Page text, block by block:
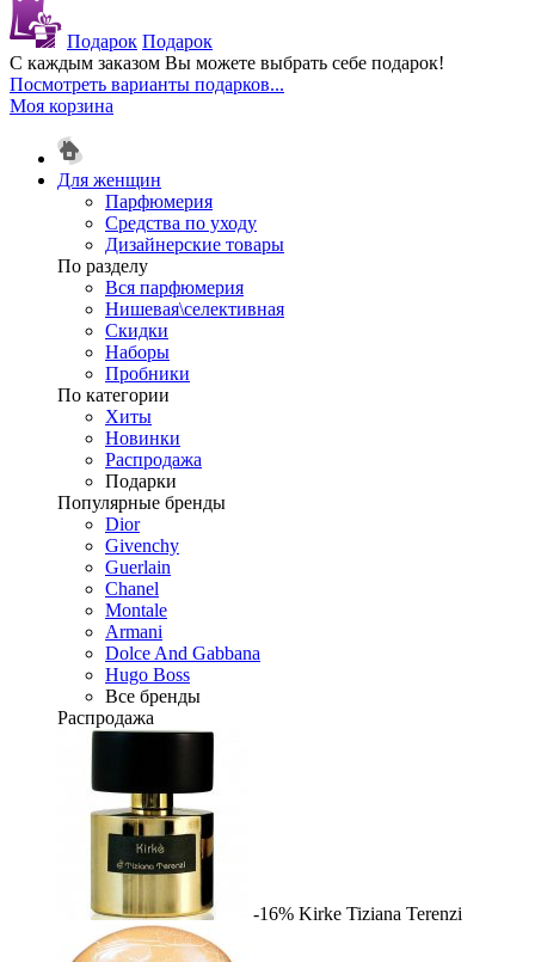
Подарок Подарок
С каждым заказом Вы можете выбрать себе подарок!
Посмотреть варианты подарков...
Моя корзина
Для женщин
Парфюмерия
Средства по уходу
Дизайнерские товары
По разделу
Вся парфюмерия
Нишевая\селективная
Скидки
Наборы
Пробники
По категории
Хиты
Новинки
Распродажа
Подарки
Популярные бренды
Dior
Givenchy
Guerlain
Chanel
Montale
Armani
Dolce And Gabbana
Hugo Boss
Все бренды
Распродажа
-16% Kirke Tiziana Terenzi